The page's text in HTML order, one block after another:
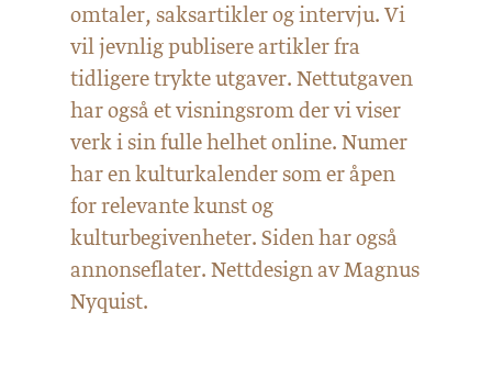
omtaler, saksartikler og intervju. Vi
vil jevnlig publisere artikler fra
tidligere trykte utgaver. Nettutgaven
har også et visningsrom der vi viser
verk i sin fulle helhet online. Numer
har en kulturkalender som er åpen
for relevante kunst og
kulturbegivenheter. Siden har også
annonseflater. Nettdesign av Magnus
Nyquist.